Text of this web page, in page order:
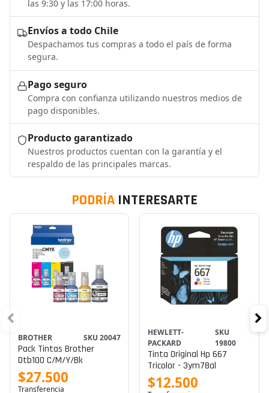
las 9:30 y las 17:00 horas.
Envíos a todo Chile
Despachamos tus compras a todo el país de forma
segura.
Pago seguro
Compra con confianza utilizando nuestros medios de
pago disponibles.
Producto garantizado
Nuestros productos cuentan con la garantía y el
respaldo de las principales marcas.
PODRÍA INTERESARTE
BROTHER SKU 20047
Pack Tintas Brother
Dtb100 C/m/y/bk
$27.500
Transferencia
HEWLETT-
PACKARD
SKU
19800
Tinta Original Hp 667
Tricolor - 3ym78al
$12.500